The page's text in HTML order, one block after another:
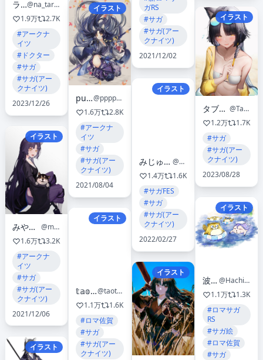
ラピス
@na_tarapisu153
1.9万
2.7K
#アークナ
イツ
#ドクター
#サガ
#サガ(アー
クナイツ)
2023/12/26
イラスト
みやざきさん
@mmyyzk
1.6万
3.2K
#アークナ
イツ
#サガ
#サガ(アー
クナイツ)
2021/12/06
イラスト
イラスト
pupps
@pppppupps
1.6万
2.8K
#アークナ
イツ
#サガ
#サガ(アー
クナイツ)
2021/08/04
イラスト
𝕥𝕒𝕠（たお）
@taotao_taotaota
1.1万
1.6K
#ロマ佐賀
#サガ
#サガ(アー
クナイツ)
ガRS
#サガ
#サガ(アー
クナイツ)
2021/12/02
イラスト
みじゅくじうさぎ＠うさ飼い
@eni9usakai9
1.4万
1.6K
#サガFES
#サガ
#サガ(アー
クナイツ)
2022/02/27
イラスト
イラスト
タブおじさん
@TabOjisan
1.2万
1.7K
#サガ
#サガ(アー
クナイツ)
2023/08/28
イラスト
波千新
@Hachi_Arata
1.1万
1.3K
#ロマサガ
RS
#サガ絵
#ロマ佐賀
#サガ